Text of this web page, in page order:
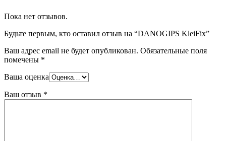
Пока нет отзывов.
Будьте первым, кто оставил отзыв на “DANOGIPS KleiFix”
Ваш адрес email не будет опубликован. Обязательные поля
помечены *
Ваша оценка
Ваш отзыв *